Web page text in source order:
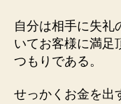
自分は相手に失礼
いてお客様に満足
つもりである。
せっかくお金を出